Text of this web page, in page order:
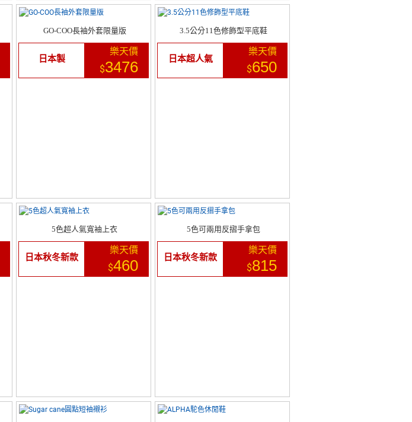
GO-COO長袖外套限量版
日本製
樂天價
$3476
3.5公分11色修飾型平底鞋
日本超人氣
樂天價
$650
5色超人氣寬袖上衣
日本秋冬新款
樂天價
$460
5色可兩用反摺手拿包
日本秋冬新款
樂天價
$815